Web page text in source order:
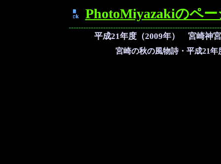
PhotoMiyazakiのペー
平成21年度（2009年） 宮崎神
宮崎の秋の風物詩・平成21